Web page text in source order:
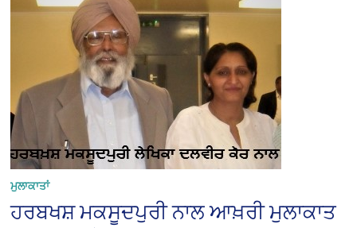
ਮੁਲਾਕਾਤਾਂ
ਹਰਬਖਸ਼ ਮਕਸੂਦਪੁਰੀ ਨਾਲ ਆਖ਼ਰੀ ਮੁਲਾਕਾਤ